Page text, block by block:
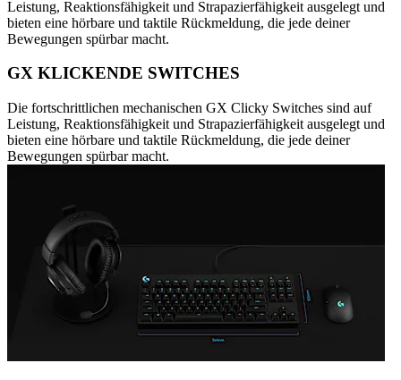
Leistung, Reaktionsfähigkeit und Strapazierfähigkeit ausgelegt und
bieten eine hörbare und taktile Rückmeldung, die jede deiner
Bewegungen spürbar macht.
GX KLICKENDE SWITCHES
Die fortschrittlichen mechanischen GX Clicky Switches sind auf
Leistung, Reaktionsfähigkeit und Strapazierfähigkeit ausgelegt und
bieten eine hörbare und taktile Rückmeldung, die jede deiner
Bewegungen spürbar macht.